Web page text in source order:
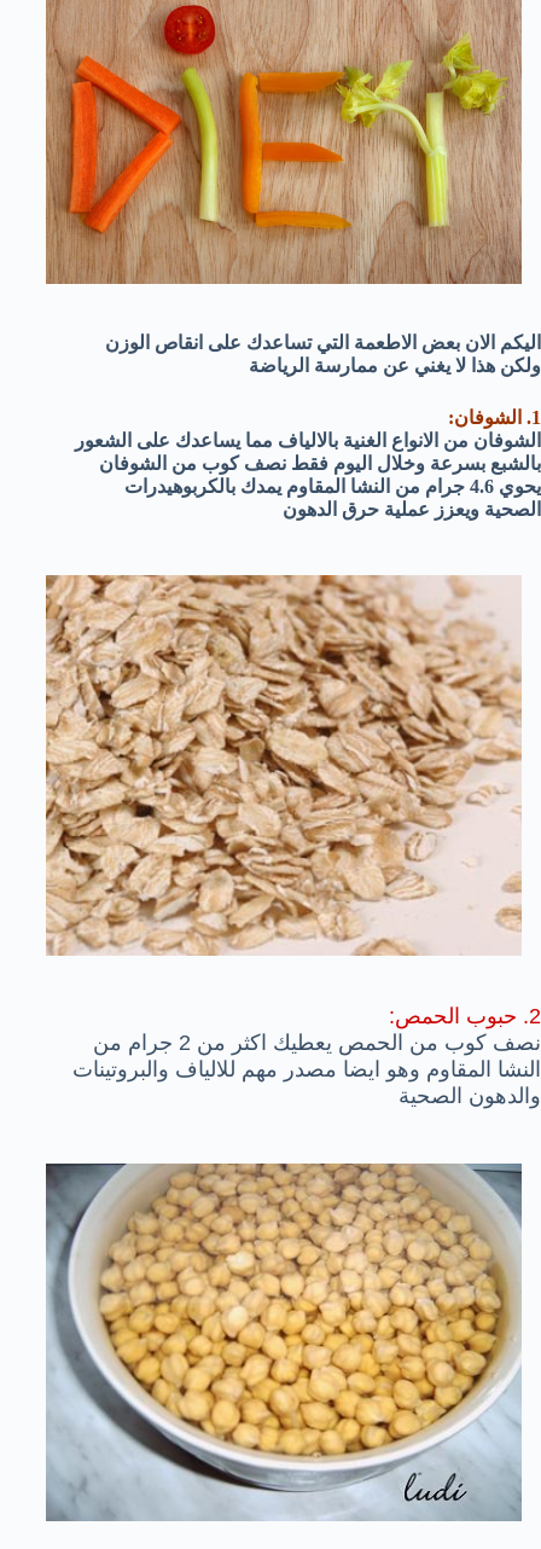
اليكم الان بعض الاطعمة التي تساعدك على انقاص الوزن
ولكن هذا لا يغني عن ممارسة الرياضة
1. الشوفان:
الشوفان من الانواع الغنية بالالياف مما يساعدك على الشعور
بالشبع بسرعة وخلال اليوم فقط نصف كوب من الشوفان
يحوي 4.6 جرام من النشا المقاوم يمدك بالكربوهيدرات
الصحية ويعزز عملية حرق الدهون
2. حبوب الحمص:
نصف كوب من الحمص يعطيك اكثر من 2 جرام من
النشا المقاوم وهو ايضا مصدر مهم للالياف والبروتينات
والدهون الصحية